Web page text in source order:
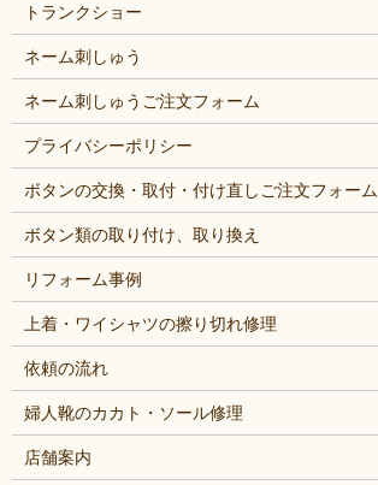
トランクショー
ネーム刺しゅう
ネーム刺しゅうご注文フォーム
プライバシーポリシー
ボタンの交換・取付・付け直しご注文フォーム
ボタン類の取り付け、取り換え
リフォーム事例
上着・ワイシャツの擦り切れ修理
依頼の流れ
婦人靴のカカト・ソール修理
店舗案内